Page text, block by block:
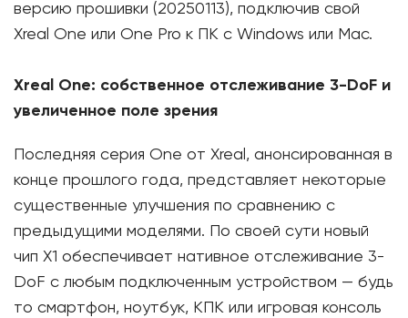
версию прошивки (20250113), подключив свой
Xreal One или One Pro к ПК с Windows или Mac.
Xreal One: собственное отслеживание 3-DoF и
увеличенное поле зрения
Последняя серия One от Xreal, анонсированная в
конце прошлого года, представляет некоторые
существенные улучшения по сравнению с
предыдущими моделями. По своей сути новый
чип X1 обеспечивает нативное отслеживание 3-
DoF с любым подключенным устройством — будь
то смартфон, ноутбук, КПК или игровая консоль